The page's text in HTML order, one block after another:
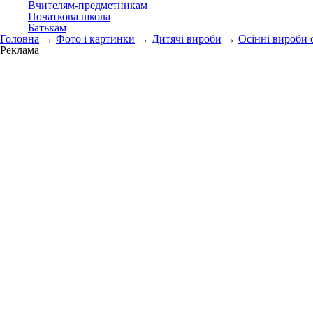
Вчителям-предметникам
Початкова школа
Батькам
Головна → Фото і картинки → Дитячі вироби → Осінні вироби
Реклама